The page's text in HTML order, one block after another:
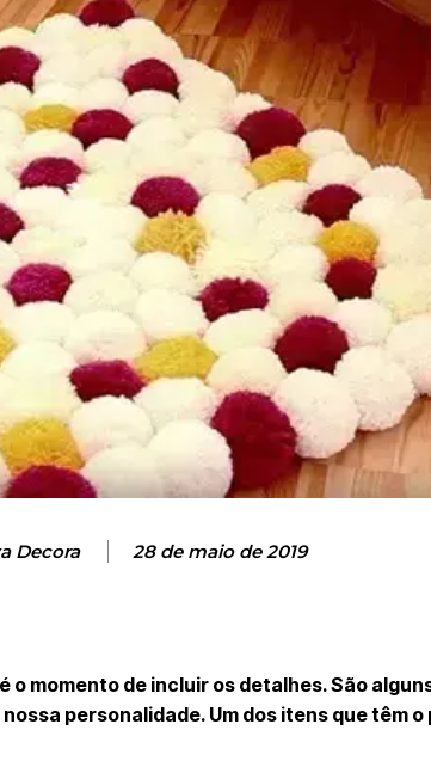
Decora 28 de maio de 2019
momento de incluir os detalhes. São
personalidade. Um dos itens que têm o